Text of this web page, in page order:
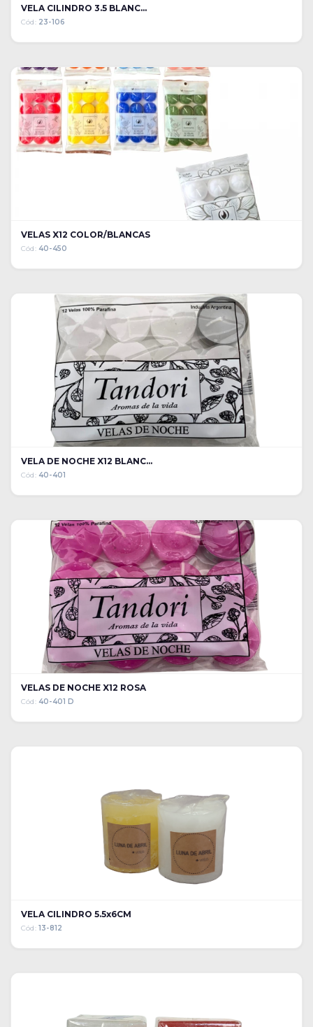
VELA CILINDRO 3.5 BLANC...
Cód: 23-106
VELAS X12 COLOR/BLANCAS
Cód: 40-450
VELA DE NOCHE X12 BLANC...
Cód: 40-401
VELAS DE NOCHE X12 ROSA
Cód: 40-401 D
VELA CILINDRO 5.5x6CM
Cód: 13-812